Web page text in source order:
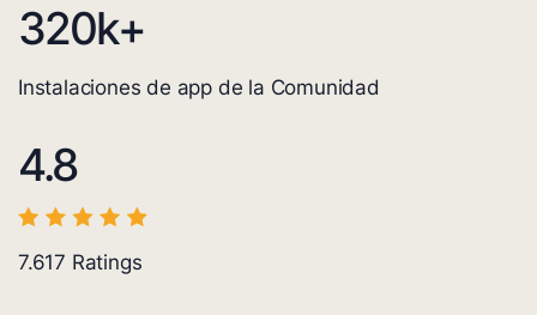
320k+
Instalaciones de app de la Comunidad
4.8
7.617 Ratings